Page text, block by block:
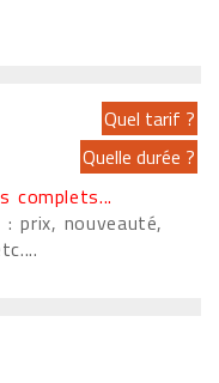
complets...
prix, nouveauté,